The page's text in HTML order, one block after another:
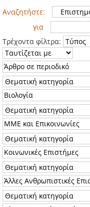
Αναζητήστε:
για
Τρέχοντα φίλτρα: